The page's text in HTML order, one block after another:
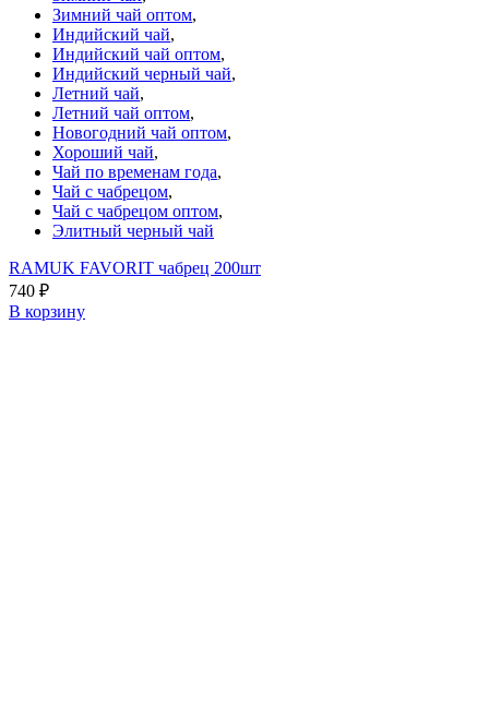
Зимний чай оптом,
Индийский чай,
Индийский чай оптом,
Индийский черный чай,
Летний чай,
Летний чай оптом,
Новогодний чай оптом,
Хороший чай,
Чай по временам года,
Чай с чабрецом,
Чай с чабрецом оптом,
Элитный черный чай
RAMUK FAVORIT чабрец 200шт
740 ₽
В корзину